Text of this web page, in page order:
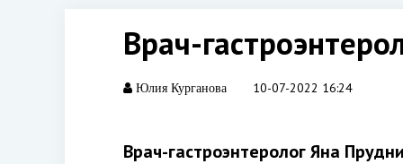
Врач-
Юлия Курганова 10-07-2022 16:24
Врач-гастроэнтеролог Яна